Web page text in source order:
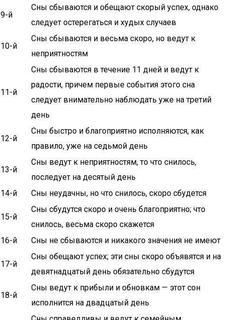
9-й
Сны сбываются и обещают скорый успех, однако
следует остерегаться и худых случаев
10-й
Сны сбываются и весьма скоро, но ведут к
неприятностям
11-й
Сны сбываются в течение 11 дней и ведут к
радости, причем первые события этого сна
следует внимательно наблюдать уже на третий
день
12-й
Сны быстро и благоприятно исполняются, как
правило, уже на седьмой день
13-й
Сны ведут к неприятностям, то что снилось,
последует на десятый день
14-й
Сны неудачны, но что снилось, скоро сбудется
15-й
Сны сбудутся скоро и очень благоприятно; что
снилось, весьма скоро скажется
16-й
Сны не сбываются и никакого значения не имеют
17-й
Сны обещают успех; эти сны скоро объявятся и на
девятнадцатый день обязательно сбудутся
18-й
Сны ведут к прибыли и обновкам — этот сон
исполнится на двадцатый день